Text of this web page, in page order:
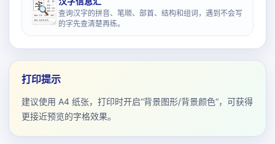
查询汉字的拼音、笔顺、部首、结构和组词，遇到不会写
的字先查清楚再练。
打印提示
建议使用 A4 纸张，打印时开启“背景图形/背景颜色”，可获得
更接近预览的字格效果。